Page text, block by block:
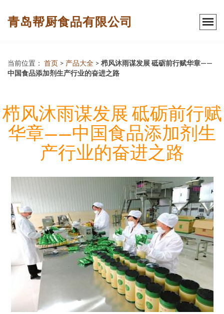
青岛帮厨食品有限公司
当前位置： 首页 > 产品大全 > 栉风沐雨谋发展 砥砺前行赋华章——
中国食品添加剂生产行业的奋进之路
栉风沐雨谋发展 砥砺前行赋
华章——中国食品添加剂生
产行业的奋进之路